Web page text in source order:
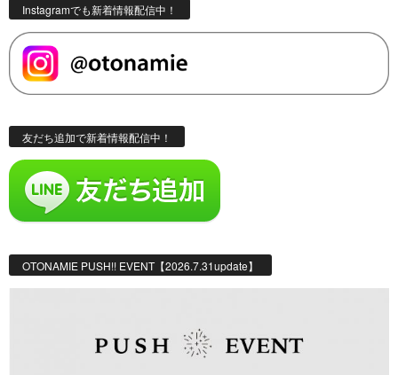
Instagramでも新着情報配信中！
友だち追加で新着情報配信中！
OTONAMIE PUSH!! EVENT【2026.7.31update】